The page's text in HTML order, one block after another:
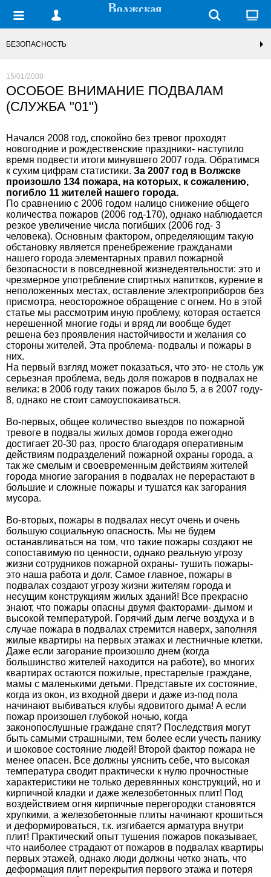
БЕЗОПАСНОСТЬ
15/01/2008
ОСОБОЕ ВНИМАНИЕ ПОДВАЛАМ
(СЛУЖБА "01")
Начался 2008 год, спокойно без тревог проходят
новогодние и рождественские праздники- наступило
время подвести итоги минувшего 2007 года. Обратимся
к сухим цифрам статистики. За 2007 год в Волжске
произошло 134 пожара, на которых, к сожалению,
погибло 11 жителей нашего города.
По сравнению с 2006 годом налицо снижение общего
количества пожаров (2006 год-170), однако наблюдается
резкое увеличение числа погибших (2006 год- 3
человека). Основным фактором, определяющим такую
обстановку является пренебрежение гражданами
нашего города элементарных правил пожарной
безопасности в повседневной жизнедеятельности: это и
чрезмерное употребление спиртных напитков, курение в
неположенных местах, оставление электроприборов без
присмотра, неосторожное обращение с огнем. Но в этой
статье мы рассмотрим иную проблему, которая остается
нерешенной многие годы и вряд ли вообще будет
решена без проявления настойчивости и желания со
стороны жителей. Эта проблема- подвалы и пожары в
них.
На первый взгляд может показаться, что это- не столь уж
серьезная проблема, ведь доля пожаров в подвалах не
велика: в 2006 году таких пожаров было 5, а в 2007 году-
8, однако не стоит самоуспокаиваться.
Во-первых, общее количество выездов по пожарной
тревоге в подвалы жилых домов города ежегодно
достигает 20-30 раз, просто благодаря оперативным
действиям подразделений пожарной охраны города, а
так же смелым и своевременным действиям жителей
города многие загорания в подвалах не перерастают в
большие и сложные пожары и тушатся как загорания
мусора.
Во-вторых, пожары в подвалах несут очень и очень
большую социальную опасность. Мы не будем
останавливаться на том, что такие пожары создают не
сопоставимую по ценности, однако реальную угрозу
жизни сотрудников пожарной охраны- тушить пожары-
это наша работа и долг. Самое главное, пожары в
подвалах создают угрозу жизни жителям города и
несущим конструкциям жилых зданий! Все прекрасно
знают, что пожары опасны двумя факторами- дымом и
высокой температурой. Горячий дым легче воздуха и в
случае пожара в подвалах стремится наверх, заполняя
жилые квартиры на первых этажах и лестничные клетки.
Даже если загорание произошло днем (когда
большинство жителей находится на работе), во многих
квартирах остаются пожилые, престарелые граждане,
мамы с маленькими детьми. Представьте их состояние,
когда из окон, из входной двери и даже из-под пола
начинают выбиваться клубы ядовитого дыма! А если
пожар произошел глубокой ночью, когда
законопослушные граждане спят? Последствия могут
быть самыми страшными, тем более если учесть панику
и шоковое состояние людей! Второй фактор пожара не
менее опасен. Все должны уяснить себе, что высокая
температура сводит практически к нулю прочностные
характеристики не только деревянных конструкций, но и
кирпичной кладки и даже железобетонных плит! Под
воздействием огня кирпичные перегородки становятся
хрупкими, а железобетонные плиты начинают крошиться
и деформироваться, т.к. изгибается арматура внутри
плит! Практический опыт тушения пожаров показывает,
что наиболее страдают от пожаров в подвалах квартиры
первых этажей, однако люди должны четко знать, что
деформация плит перекрытия первого этажа и потеря